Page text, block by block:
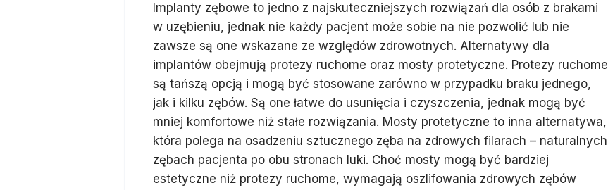
Implanty zębowe to jedno z najskuteczniejszych rozwiązań dla osób z brakami
w uzębieniu, jednak nie każdy pacjent może sobie na nie pozwolić lub nie
zawsze są one wskazane ze względów zdrowotnych. Alternatywy dla
implantów obejmują protezy ruchome oraz mosty protetyczne. Protezy ruchome
są tańszą opcją i mogą być stosowane zarówno w przypadku braku jednego,
jak i kilku zębów. Są one łatwe do usunięcia i czyszczenia, jednak mogą być
mniej komfortowe niż stałe rozwiązania. Mosty protetyczne to inna alternatywa,
która polega na osadzeniu sztucznego zęba na zdrowych filarach – naturalnych
zębach pacjenta po obu stronach luki. Choć mosty mogą być bardziej
estetyczne niż protezy ruchome, wymagają oszlifowania zdrowych zębów